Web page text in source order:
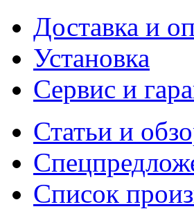
Доставка и
Установка
Сервис и
Статьи и
Список